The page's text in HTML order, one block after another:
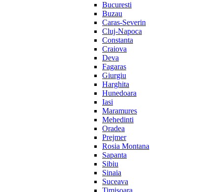
Bucuresti
Buzau
Caras-Severin
Cluj-Napoca
Constanta
Craiova
Deva
Fagaras
Giurgiu
Harghita
Hunedoara
Iasi
Maramures
Mehedinti
Oradea
Prejmer
Rosia Montana
Sapanta
Sibiu
Sinaia
Suceava
Timisoara